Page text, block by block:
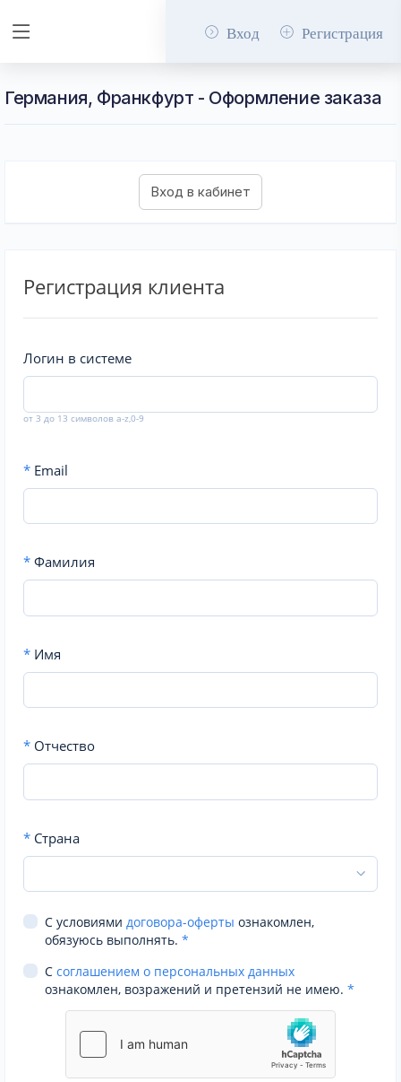
Вход Регистрация
Германия, Франкфурт - Оформление заказа
Регистрация клиента
Логин в системе
от 3 до 13 символов a-z,0-9
* Email
* Фамилия
* Имя
* Отчество
* Страна
С условиями договора-оферты ознакомлен,
обязуюсь выполнять. *
С соглашением о персональных данных
ознакомлен, возражений и претензий не имею. *